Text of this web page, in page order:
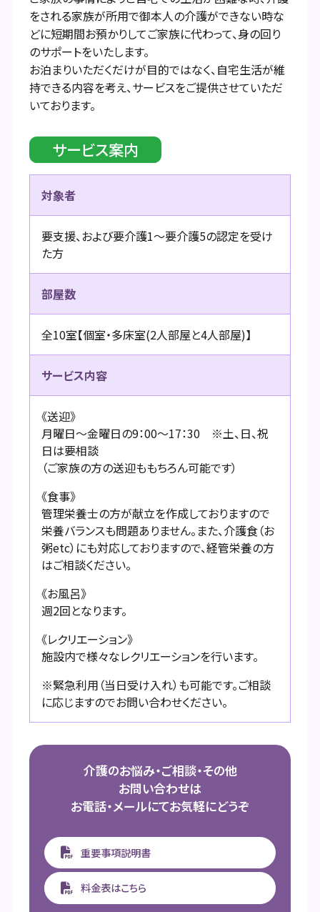
をされる家族が所用で御本人の介護ができない時な
どに短期間お預かりしてご家族に代わって、身の回り
のサポートをいたします。
お泊まりいただくだけが目的ではなく、自宅生活が維
持できる内容を考え、サービスをご提供させていただ
いております。
サービス案内
対象者
要支援、および要介護1～要介護5の認定を受け
た方
部屋数
全10室【個室・多床室(2人部屋と4人部屋)】
サービス内容
《送迎》
月曜日～金曜日の9：00～17：30 ※土、日、祝
日は要相談
（ご家族の方の送迎ももちろん可能です）
《食事》
管理栄養士の方が献立を作成しておりますので
栄養バランスも問題ありません。また、介護食（お
粥etc）にも対応しておりますので、経管栄養の方
はご相談ください。
《お風呂》
週2回となります。
《レクリエーション》
施設内で様々なレクリエーションを行います。
※緊急利用（当日受け入れ）も可能です。ご相談
に応じますのでお問い合わせください。
介護のお悩み・ご相談・その他
お問い合わせは
お電話・メールにてお気軽にどうぞ
重要事項説明書
料金表はこちら